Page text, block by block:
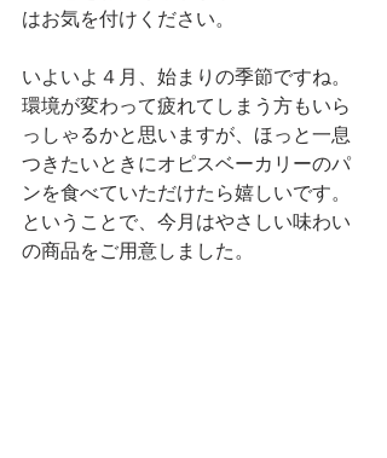
はお気を付けください。
いよいよ４月、始まりの季節ですね。
環境が変わって疲れてしまう方もいら
っしゃるかと思いますが、ほっと一息
つきたいときにオピスベーカリーのパ
ンを食べていただけたら嬉しいです。
ということで、今月はやさしい味わい
の商品をご用意しました。